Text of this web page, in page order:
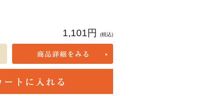
1,101円 (税込)